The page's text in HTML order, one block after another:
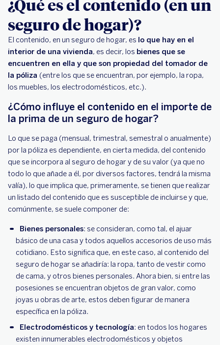
¿Qué es el contenido (en un
seguro de hogar)?
El contenido, en un seguro de hogar, es lo que hay en el
interior de una vivienda, es decir, los bienes que se
encuentren en ella y que son propiedad del tomador de
la póliza (entre los que se encuentran, por ejemplo, la ropa,
los muebles, los electrodomésticos, etc.).
¿Cómo influye el contenido en el importe de
la prima de un seguro de hogar?
Lo que se paga (mensual, trimestral, semestral o anualmente)
por la póliza es dependiente, en cierta medida, del contenido
que se incorpora al seguro de hogar y de su valor (ya que no
todo lo que añade a él, por diversos factores, tendrá la misma
valía), lo que implica que, primeramente, se tienen que realizar
un listado del contenido que es susceptible de incluirse y que,
comúnmente, se suele componer de:
Bienes personales: se consideran, como tal, el ajuar
básico de una casa y todos aquellos accesorios de uso más
cotidiano. Esto significa que, en este caso, al contenido del
seguro de hogar se añadiría: la ropa, tanto de vestir como
de cama, y otros bienes personales. Ahora bien, si entre las
posesiones se encuentran objetos de gran valor, como
joyas u obras de arte, estos deben figurar de manera
específica en la póliza.
Electrodomésticos y tecnología: en todos los hogares
existen innumerables electrodomésticos y objetos